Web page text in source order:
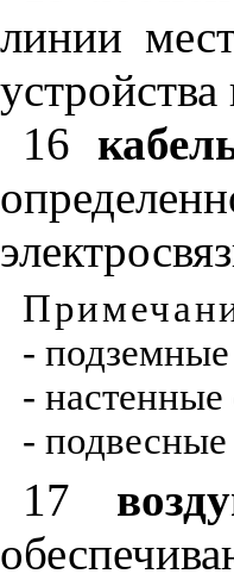
линии
16
- подземные
- настенные
- подвесные
17